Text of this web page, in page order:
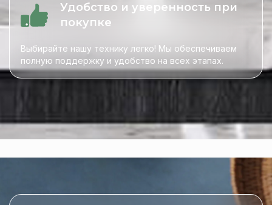
Удобство и уверенность при
покупке
Выбирайте нашу технику легко! Мы обеспечиваем
полную поддержку и удобство на всех этапах.